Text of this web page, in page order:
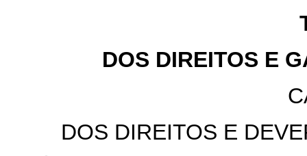
DOS DIREITOS E
DOS DIREITOS E